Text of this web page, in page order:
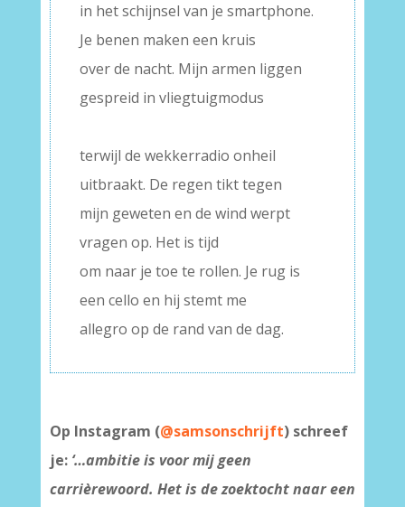
in het schijnsel van je smartphone.
Je benen maken een kruis
over de nacht. Mijn armen liggen
gespreid in vliegtuigmodus
terwijl de wekkerradio onheil
uitbraakt. De regen tikt tegen
mijn geweten en de wind werpt
vragen op. Het is tijd
om naar je toe te rollen. Je rug is
een cello en hij stemt me
allegro op de rand van de dag.
Op Instagram (@samsonschrijft) schreef
je: ‘…ambitie is voor mij geen
carrièrewoord. Het is de zoektocht naar een